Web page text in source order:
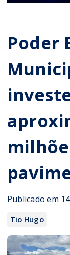
Poder
Publicado em
Tio Hugo